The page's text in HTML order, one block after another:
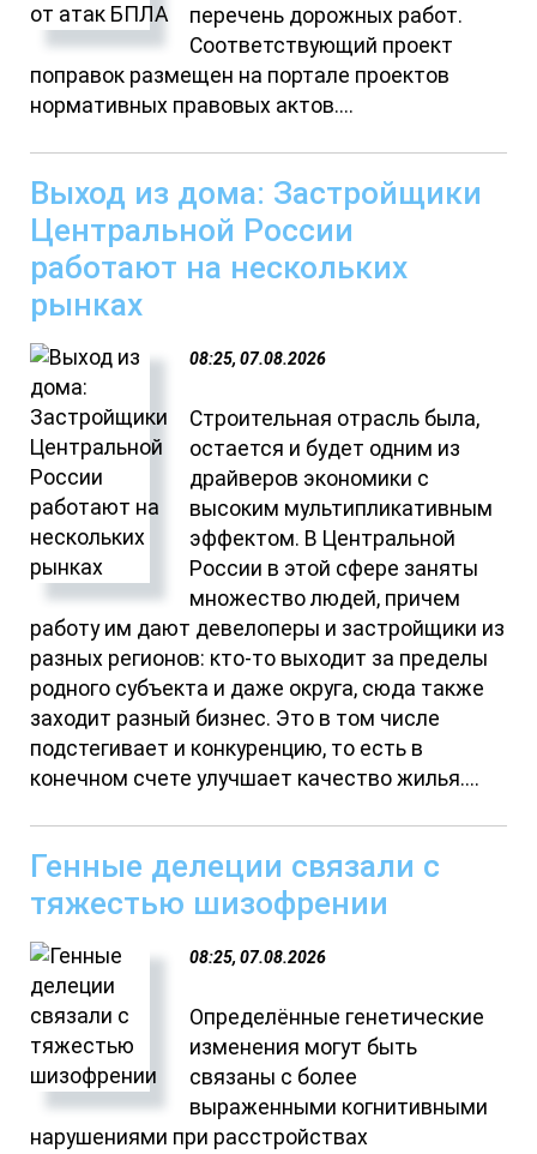
перечень дорожных работ.
Соответствующий проект
поправок размещен на портале проектов
нормативных правовых актов....
Выход из дома: Застройщики
Центральной России
работают на нескольких
рынках
08:25, 07.08.2026
Строительная отрасль была,
остается и будет одним из
драйверов экономики с
высоким мультипликативным
эффектом. В Центральной
России в этой сфере заняты
множество людей, причем
работу им дают девелоперы и застройщики из
разных регионов: кто-то выходит за пределы
родного субъекта и даже округа, сюда также
заходит разный бизнес. Это в том числе
подстегивает и конкуренцию, то есть в
конечном счете улучшает качество жилья....
Генные делеции связали с
тяжестью шизофрении
08:25, 07.08.2026
Определённые генетические
изменения могут быть
связаны с более
выраженными когнитивными
нарушениями при расстройствах